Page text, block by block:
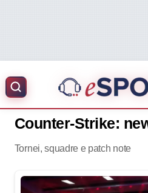
Counter-Strike:
Tornei, squadre e patch note